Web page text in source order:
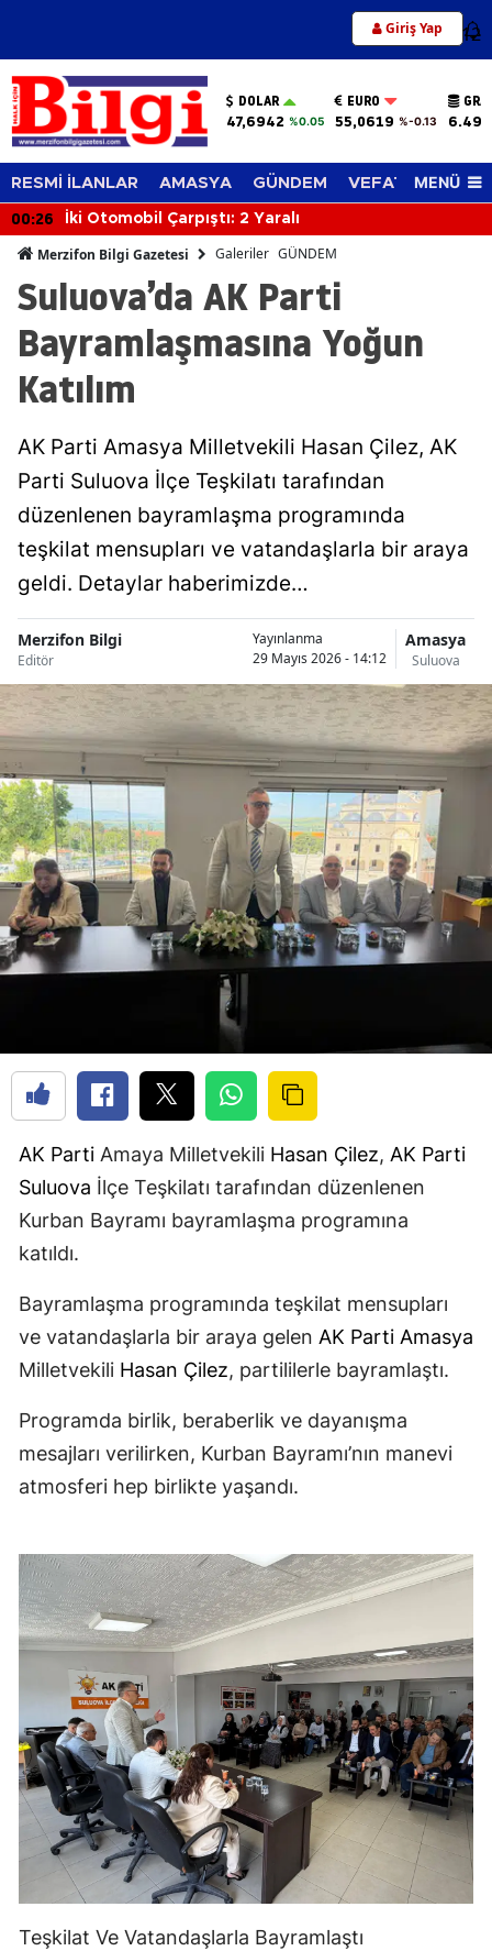
Giriş Yap 12
DOLAR
47,6942 %0.05
EURO
55,0619 %-0.13
RESMİ İLANLAR AMASYA GÜNDEM VEFAT EDENLER
MENÜ
00:26 İki Otomobil Çarpıştı: 2 Yaralı
Merzifon Bilgi Gazetesi Galeriler GÜNDEM
Suluova’da AK Parti
Bayramlaşmasına Yoğun
Katılım
AK Parti Amasya Milletvekili Hasan Çilez, AK
Parti Suluova İlçe Teşkilatı tarafından
düzenlenen bayramlaşma programında
teşkilat mensupları ve vatandaşlarla bir araya
geldi. Detaylar haberimizde…
Merzifon Bilgi
Editör
Yayınlanma
29 Mayıs 2026 - 14:12
Amasya
Suluova
AK Parti Amaya Milletvekili Hasan Çilez, AK Parti
Suluova İlçe Teşkilatı tarafından düzenlenen
Kurban Bayramı bayramlaşma programına
katıldı.
Bayramlaşma programında teşkilat mensupları
ve vatandaşlarla bir araya gelen AK Parti Amasya
Milletvekili Hasan Çilez, partililerle bayramlaştı.
Programda birlik, beraberlik ve dayanışma
mesajları verilirken, Kurban Bayramı’nın manevi
atmosferi hep birlikte yaşandı.
Teşkilat Ve Vatandaşlarla Bayramlaştı